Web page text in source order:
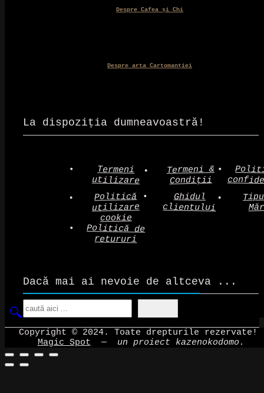
Despre Cafea și Chi
Despre arta Cartomanției
La dispoziția dumneavoastră!
Termeni
utilizare
Termeni &
Condiții
Politică
utilizare
cookie
Ghidul
clientului
Politică de
retururi
Dacă mai ai nevoie de altceva ...
Copyright © 2024. Toate drepturile rezervate!
Magic Spot — un proiect kazenokodomo.